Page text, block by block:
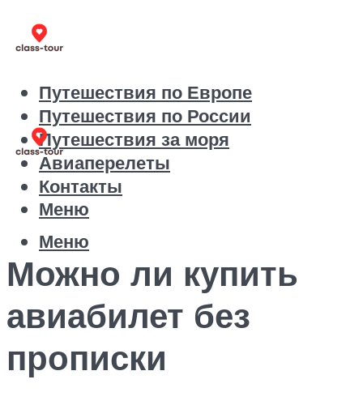
Путешествия по Европе
Путешествия по России
Путешествия за моря
Авиаперелеты
Контакты
Меню
Меню
Можно ли купить
авиабилет без
прописки